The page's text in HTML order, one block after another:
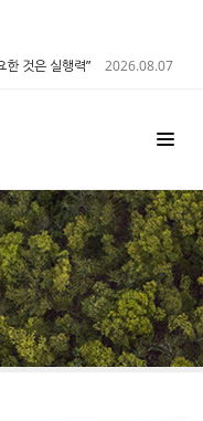
것은 실행력” 2026.08.07